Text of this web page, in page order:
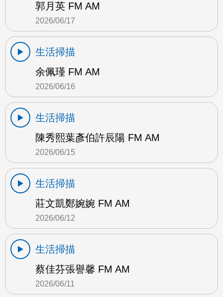
郭月英 FM AM
2026/06/17
生活掃描
余佩瑾 FM AM
2026/06/16
生活掃描
陳秀熙葉彥伯許辰陽 FM AM
2026/06/15
生活掃描
莊文凱鄭婉婉 FM AM
2026/06/12
生活掃描
蔡佳芬張譽馨 FM AM
2026/06/11